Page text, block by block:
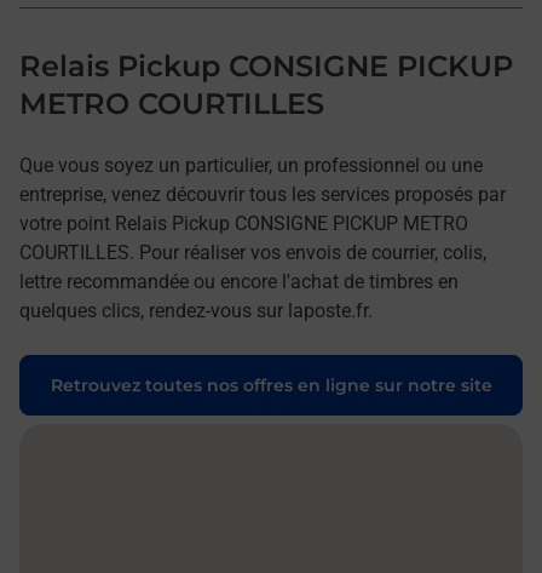
Relais Pickup CONSIGNE PICKUP
METRO COURTILLES
Que vous soyez un particulier, un professionnel ou une
entreprise, venez découvrir tous les services proposés par
votre point Relais Pickup CONSIGNE PICKUP METRO
COURTILLES. Pour réaliser vos envois de courrier, colis,
lettre recommandée ou encore l'achat de timbres en
quelques clics, rendez-vous sur laposte.fr.
Retrouvez toutes nos offres en ligne sur notre site